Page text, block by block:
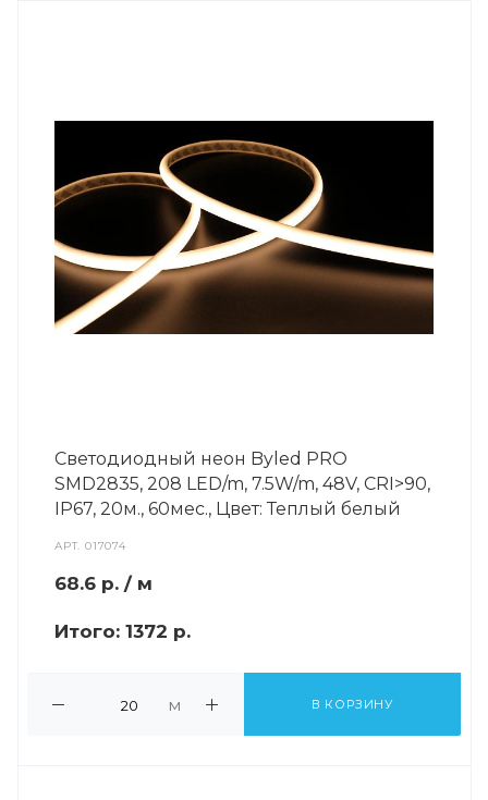
Светодиодный неон Byled PRO
SMD2835, 208 LED/m, 7.5W/m, 48V, СRI>90,
IP67, 20м., 60мес., Цвет: Теплый белый
АРТ.017074
68.6 р. / м
Итого: 1372 р.
м В КОРЗИНУ